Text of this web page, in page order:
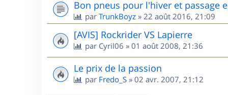
Bon pneus pour l'hiver et passage
par TrunkBoyz » 22 août 2016, 21:09
[AVIS] Rockrider VS Lapierre
par Cyril06 » 01 août 2008, 21:36
Le prix de la passion
par Fredo_S » 02 avr. 2007, 21:12